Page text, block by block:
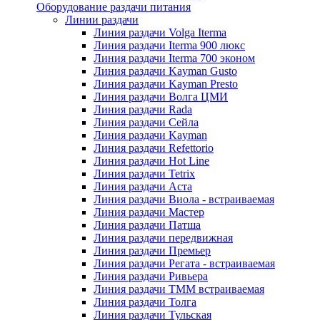
Оборудование раздачи питания
Линии раздачи
Линия раздачи Volga Iterma
Линия раздачи Iterma 900 люкс
Линия раздачи Iterma 700 эконом
Линия раздачи Kayman Gusto
Линия раздачи Kayman Presto
Линия раздачи Волга ЦМИ
Линия раздачи Rada
Линия раздачи Сейла
Линия раздачи Kayman
Линия раздачи Refettorio
Линия раздачи Hot Line
Линия раздачи Tetrix
Линия раздачи Аста
Линия раздачи Виола - встраиваемая
Линия раздачи Мастер
Линия раздачи Патша
Линия раздачи передвижная
Линия раздачи Премьер
Линия раздачи Регата - встраиваемая
Линия раздачи Ривьера
Линия раздачи ТММ встраиваемая
Линия раздачи Толга
Линия раздачи Тульская